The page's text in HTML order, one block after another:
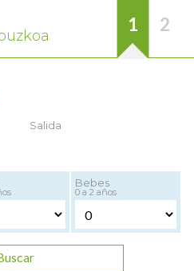
1 2
Salida
Bebes
0 a 2 años